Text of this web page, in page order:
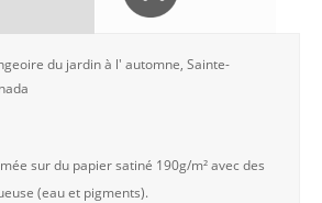
du jardin à l' automne, Sainte-
sur du papier satiné 190g/m² avec des
(eau et pigments).